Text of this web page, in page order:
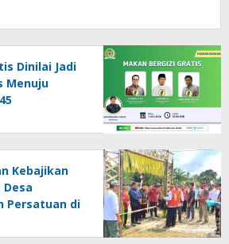
Dinilai Jadi
Menuju
Kebajikan
Persatuan di